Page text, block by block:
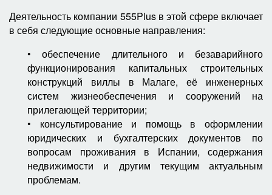
Деятельность компании 555Plusв этой сфере включает
в себя следующие основные направления:
• обеспечение длительного и безаварийного
функционирования капитальных строительных
конструкций виллы в Малаге, её инженерных
систем жизнеобеспечения и сооружений на
прилегающей территории;
• консультирование и помощь в оформлении
юридических и бухгалтерских документов по
вопросам проживания в Испании, содержания
недвижимости и другим текущим актуальным
проблемам.